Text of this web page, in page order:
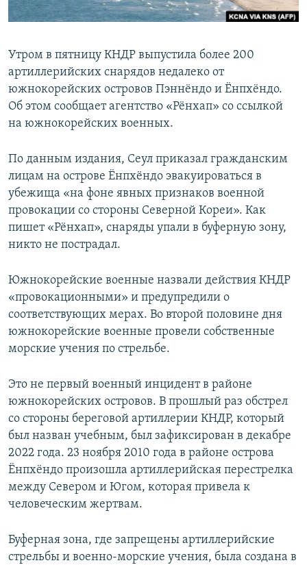
Утром в пятницу КНДР выпустила более 200
артиллерийских снарядов недалеко от
южнокорейских островов Пэннёндо и Ёнпхёндо.
Об этом сообщает агентство «Рёнхап» со ссылкой
на южнокорейских военных.
По данным издания, Сеул приказал гражданским
лицам на острове Ёнпхёндо эвакуироваться в
убежища «на фоне явных признаков военной
провокации со стороны Северной Кореи». Как
пишет «Рёнхап», снаряды упали в буферную зону,
никто не пострадал.
Южнокорейские военные назвали действия КНДР
«провокационными» и предупредили о
соответствующих мерах. Во второй половине дня
южнокорейские военные провели собственные
морские учения по стрельбе.
Это не первый военный инцидент в районе
южнокорейских островов. В прошлый раз обстрел
со стороны береговой артиллерии КНДР, который
был назван учебным, был зафиксирован в декабре
2022 года. 23 ноября 2010 года в районе острова
Ёнпхёндо произошла артиллерийская перестрелка
между Севером и Югом, которая привела к
человеческим жертвам.
Буферная зона, где запрещены артиллерийские
стрельбы и военно-морские учения, была создана в